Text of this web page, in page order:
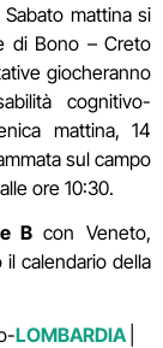
mattina si
di Bono – Creto
giocheranno
cognitivo-
mattina, 14
sul campo
ore 10:30.
Bcon Veneto,
calendario della
LOMBARDIA